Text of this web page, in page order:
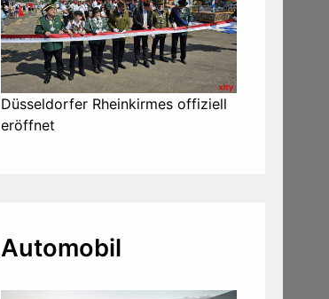
Düsseldorfer Rheinkirmes offiziell
eröffnet
Automobil